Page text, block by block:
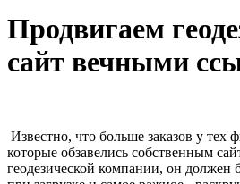
Продвигаем
сайт вечными
Известно, что больше заказов у тех
которые обзавелись собственным
геодезической компании, он